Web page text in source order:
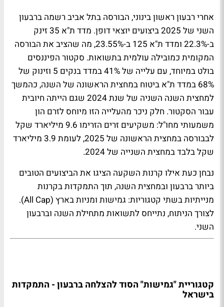
אחרי רבעון ראשון בינוני, הבורסה בתל אביב רשמה ברבעון
השני של 2025 ביצועים יוצאי דופן. מדד ת"א 35 זינק
ב-22.3% ומדד ת"א 125 ב-23.55%, מה שהציב את הבורסה
המקומית כמובילה עולמית בתשואות. סקטור הפיננסים
בולט במיוחד, עם עלייה של 41% במדד בנקים 5 וזינוק של
68% במדד ת"א ביטוח במחצית הראשונה של השנה, כהמשך
למחצית השנה השניה של שנת 2024 שגם הייתה חיובית
עבור הסקטור. חלק ניכר מהעלייה הזו מיוחס לזרם הון
משמעותי מחו"ל: משקיעים זרים הזרימו 9.6 מיליארד שקל
לבבורסה במחצית הראשונה של 2025, לעומת 3.9 מיליארד
שקל בלבד במחצית השנייה של 2024.
נבחן כעת אילו קרנות השקעה הציגו את הביצועים הטובים
ביותר ברבעון ובמחצית השנה, תוך התמקדות בקרנות
מנייתיות בשתי קטגוריות: גמישות ומניות בארץ (All Cap)
.
לצורך הניתוח, נתייחס לתשואות מתחילת השנה וברבעון
השני.
קטגוריית "גמישות" הסוד להצלחה ברבעון - התמקדות
בישראל